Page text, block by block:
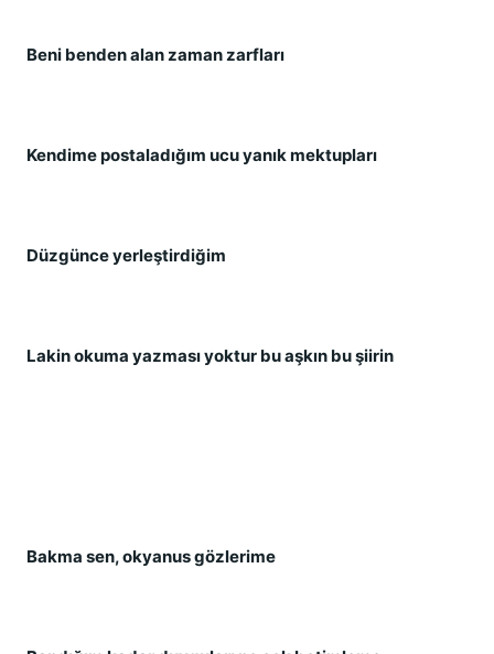
Beni benden alan zaman zarfları
Kendime postaladığım ucu yanık mektupları
Düzgünce yerleştirdiğim
Lakin okuma yazması yoktur bu aşkın bu şiirin
Bakma sen, okyanus gözlerime